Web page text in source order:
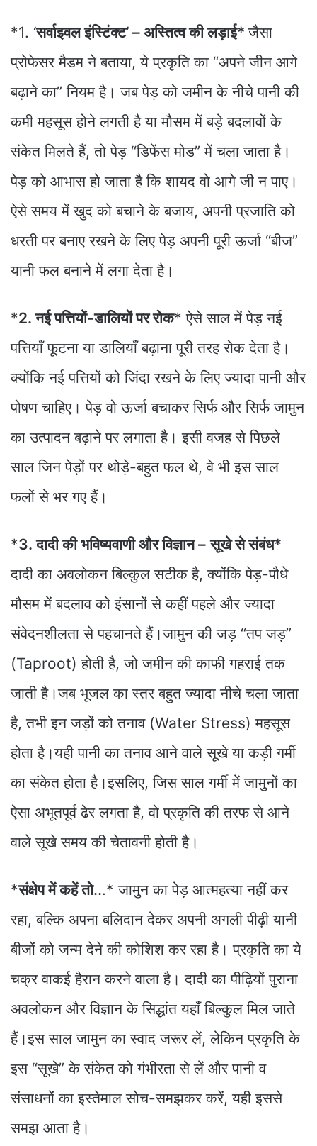
*1. ‘सर्वाइवल इंस्टिंक्ट’ – अस्तित्व की लड़ाई*जैसा
प्रोफेसर मैडम ने बताया, ये प्रकृति का “अपने जीन आगे
बढ़ाने का” नियम है। जब पेड़ को जमीन के नीचे पानी की
कमी महसूस होने लगती है या मौसम में बड़े बदलावों के
संकेत मिलते हैं, तो पेड़ “डिफेंस मोड” में चला जाता है।
पेड़ को आभास हो जाता है कि शायद वो आगे जी न पाए।
ऐसे समय में खुद को बचाने के बजाय, अपनी प्रजाति को
धरती पर बनाए रखने के लिए पेड़ अपनी पूरी ऊर्जा “बीज”
यानी फल बनाने में लगा देता है।
*2. नई पत्तियों-डालियों पर रोक* ऐसे साल में पेड़ नई
पत्तियाँ फूटना या डालियाँ बढ़ाना पूरी तरह रोक देता है।
क्योंकि नई पत्तियों को जिंदा रखने के लिए ज्यादा पानी और
पोषण चाहिए। पेड़ वो ऊर्जा बचाकर सिर्फ और सिर्फ जामुन
का उत्पादन बढ़ाने पर लगाता है। इसी वजह से पिछले
साल जिन पेड़ों पर थोड़े-बहुत फल थे, वे भी इस साल
फलों से भर गए हैं।
*3. दादी की भविष्यवाणी और विज्ञान – सूखे से संबंध*
दादी का अवलोकन बिल्कुल सटीक है, क्योंकि पेड़-पौधे
मौसम में बदलाव को इंसानों से कहीं पहले और ज्यादा
संवेदनशीलता से पहचानते हैं।जामुन की जड़ “तप जड़”
(Taproot) होती है, जो जमीन की काफी गहराई तक
जाती है।जब भूजल का स्तर बहुत ज्यादा नीचे चला जाता
है, तभी इन जड़ों को तनाव (Water Stress) महसूस
होता है।यही पानी का तनाव आने वाले सूखे या कड़ी गर्मी
का संकेत होता है।इसलिए, जिस साल गर्मी में जामुनों का
ऐसा अभूतपूर्व ढेर लगता है, वो प्रकृति की तरफ से आने
वाले सूखे समय की चेतावनी होती है।
*संक्षेप में कहें तो...* जामुन का पेड़ आत्महत्या नहीं कर
रहा, बल्कि अपना बलिदान देकर अपनी अगली पीढ़ी यानी
बीजों को जन्म देने की कोशिश कर रहा है। प्रकृति का ये
चक्र वाकई हैरान करने वाला है। दादी का पीढ़ियों पुराना
अवलोकन और विज्ञान के सिद्धांत यहाँ बिल्कुल मिल जाते
हैं।इस साल जामुन का स्वाद जरूर लें, लेकिन प्रकृति के
इस “सूखे” के संकेत को गंभीरता से लें और पानी व
संसाधनों का इस्तेमाल सोच-समझकर करें, यही इससे
समझ आता है।